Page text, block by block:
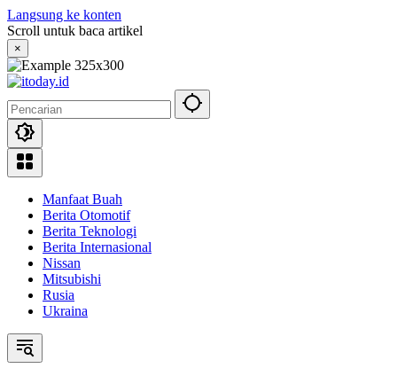
Langsung ke konten
Scroll untuk baca artikel
×
Manfaat Buah
Berita Otomotif
Berita Teknologi
Berita Internasional
Nissan
Mitsubishi
Rusia
Ukraina